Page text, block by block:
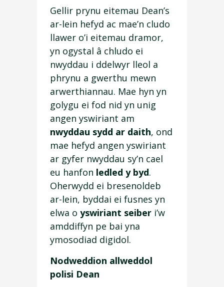
Gellir prynu eitemau Dean’s
ar-lein hefyd ac mae’n cludo
llawer o’i eitemau dramor,
yn ogystal â chludo ei
nwyddau i ddelwyr lleol a
phrynu a gwerthu mewn
arwerthiannau. Mae hyn yn
golygu ei fod nid yn unig
angen yswiriant am
nwyddau sydd ar daith, ond
mae hefyd angen yswiriant
ar gyfer nwyddau sy’n cael
eu hanfon ledled y byd.
Oherwydd ei bresenoldeb
ar-lein, byddai ei fusnes yn
elwa o yswiriant seiber i’w
amddiffyn pe bai yna
ymosodiad digidol.
Nodweddion allweddol
polisi Dean